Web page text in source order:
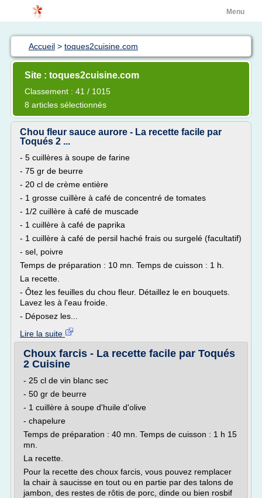
Menu
Accueil > toques2cuisine.com
Site : toques2cuisine.com
Classement : 41 / 1015
8 articles sélectionnés
Chou fleur sauce aurore - La recette facile par
Toqués 2 ...
- 5 cuillères à soupe de farine
- 75 gr de beurre
- 20 cl de crème entière
- 1 grosse cuillère à café de concentré de tomates
- 1/2 cuillère à café de muscade
- 1 cuillère à café de paprika
- 1 cuillère à café de persil haché frais ou surgelé (facultatif)
- sel, poivre
Temps de préparation : 10 mn. Temps de cuisson : 1 h.
La recette.
- Ôtez les feuilles du chou fleur. Détaillez le en bouquets.
Lavez les à l'eau froide.
- Déposez les...
Lire la suite
Choux farcis - La recette facile par Toqués
2 Cuisine
- 25 cl de vin blanc sec
- 50 gr de beurre
- 1 cuillère à soupe d'huile d'olive
- chapelure
Temps de préparation : 40 mn. Temps de cuisson : 1 h 15
mn.
La recette.
Pour la recette des choux farcis, vous pouvez remplacer
la chair à saucisse en tout ou en partie par des talons de
jambon, des restes de rôtis de porc, dinde ou bien rosbif